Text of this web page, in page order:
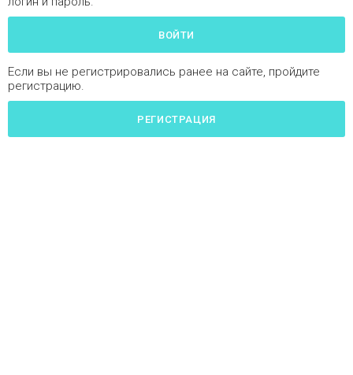
ВОЙТИ
Если вы не регистрировались ранее на сайте, пройдите
регистрацию.
РЕГИСТРАЦИЯ